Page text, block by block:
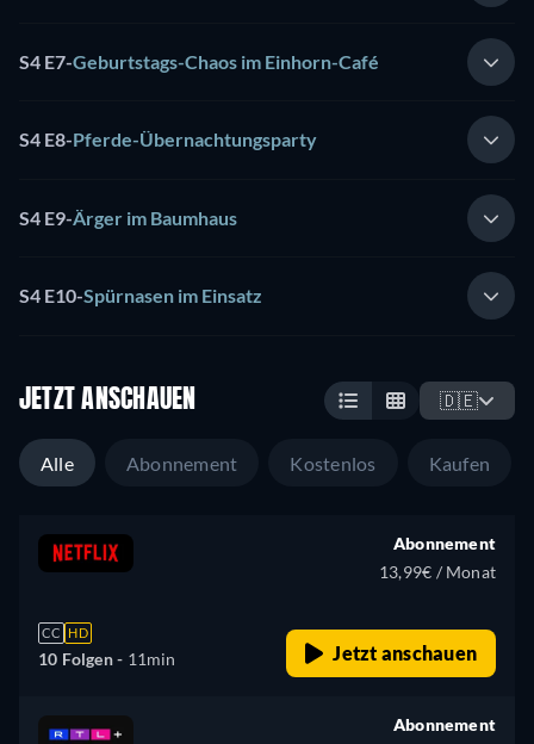
S4 E7-Geburtstags-Chaos im Einhorn-Café
S4 E8-Pferde-Übernachtungsparty
S4 E9-Ärger im Baumhaus
S4 E10-Spürnasen im Einsatz
JETZT ANSCHAUEN 🇩🇪
Alle Abonnement Kostenlos Kaufen
CC HD
10 Folgen - 11min
Abonnement
13,99€ / Monat
Jetzt anschauen
Abonnement